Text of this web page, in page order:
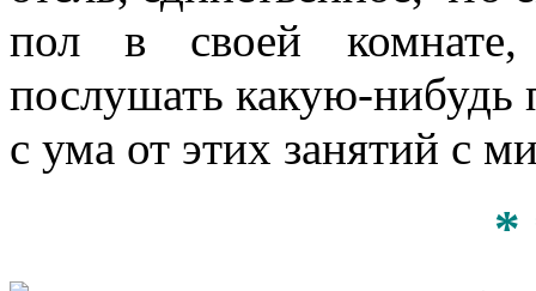
пол в своей комнате,
послушать какую-
с ума от этих занятий с
*